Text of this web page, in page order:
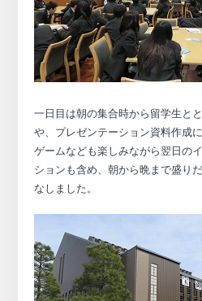
一日目は朝の集合時から留学生と
や、プレゼンテーション資料作成
ゲームなども楽しみながら翌日の
ションも含め、朝から晩まで盛り
なしました。